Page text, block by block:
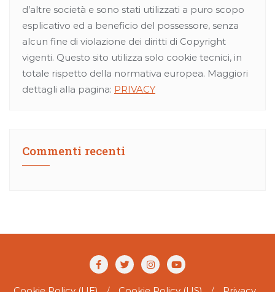
d’altre società e sono stati utilizzati a puro scopo
esplicativo ed a beneficio del possessore, senza
alcun fine di violazione dei diritti di Copyright
vigenti. Questo sito utilizza solo cookie tecnici, in
totale rispetto della normativa europea. Maggiori
dettagli alla pagina: PRIVACY
Commenti recenti